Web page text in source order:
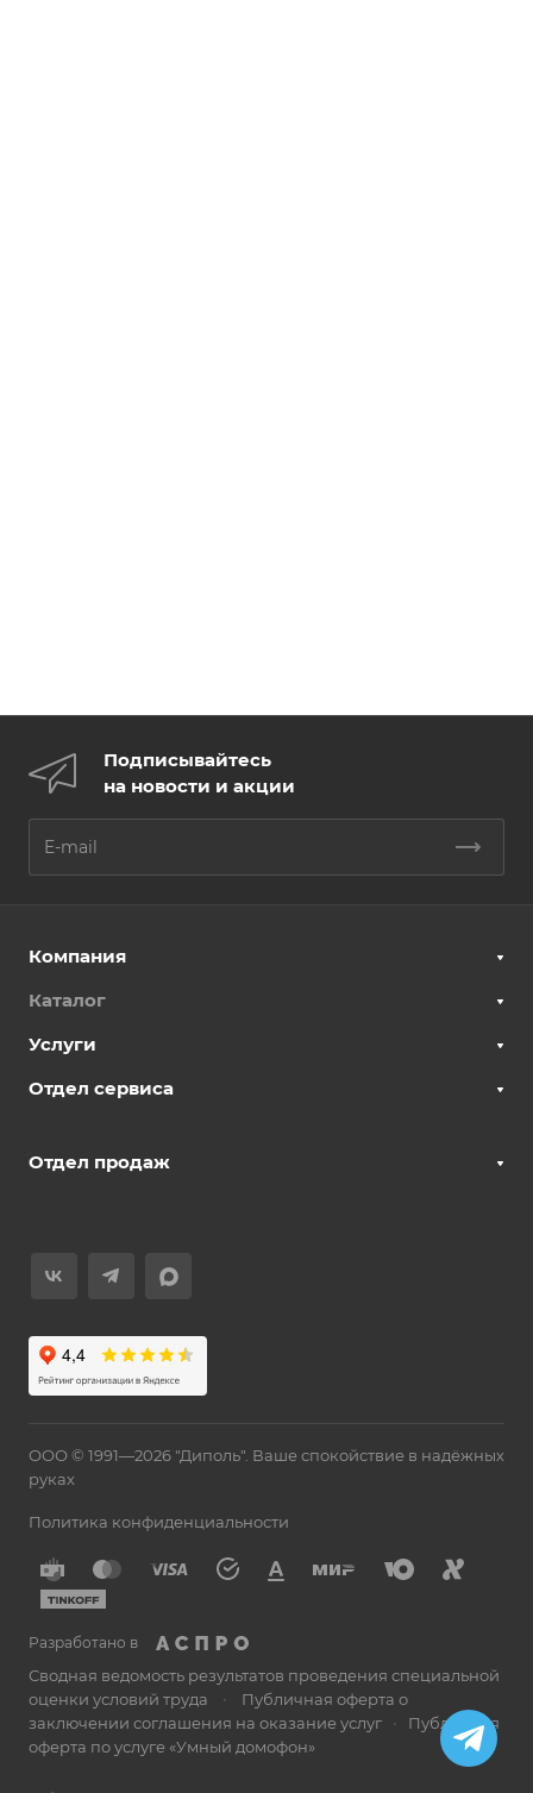
Подписывайтесь
на новости и акции
Компания
Каталог
Услуги
Отдел сервиса
Отдел продаж
ООО © 1991—2026 "Диполь". Ваше спокойствие в надёжных
руках
Политика конфиденциальности
Разработано в
Сводная ведомость результатов проведения специальной
оценки условий труда • Публичная оферта о
заключении соглашения на оказание услуг • Публичная
оферта по услуге «Умный домофон»